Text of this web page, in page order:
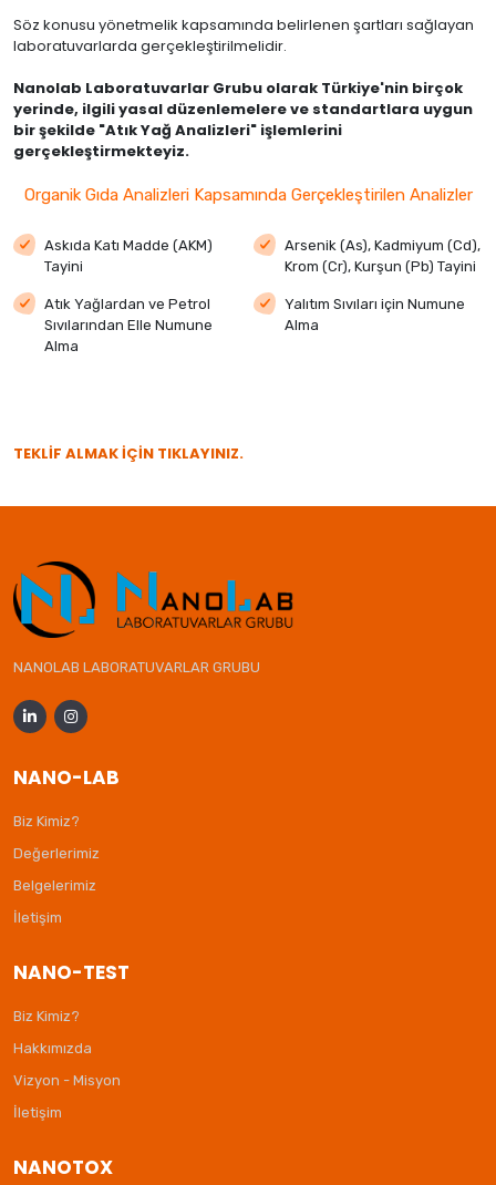
Söz konusu yönetmelik kapsamında belirlenen şartları sağlayan
laboratuvarlarda gerçekleştirilmelidir.
Nanolab Laboratuvarlar Grubu olarak Türkiye'nin birçok
yerinde, ilgili yasal düzenlemelere ve standartlara uygun
bir şekilde "Atık Yağ Analizleri" işlemlerini
gerçekleştirmekteyiz.
Organik Gıda Analizleri Kapsamında Gerçekleştirilen Analizler
Askıda Katı Madde (AKM)
Tayini
Arsenik (As), Kadmiyum (Cd),
Krom (Cr), Kurşun (Pb) Tayini
Atık Yağlardan ve Petrol
Sıvılarından Elle Numune
Alma
Yalıtım Sıvıları için Numune
Alma
TEKLİF ALMAK İÇİN TIKLAYINIZ.
NANOLAB LABORATUVARLAR GRUBU
NANO-LAB
Biz Kimiz?
Değerlerimiz
Belgelerimiz
İletişim
NANO-TEST
Biz Kimiz?
Hakkımızda
Vizyon - Misyon
İletişim
NANOTOX